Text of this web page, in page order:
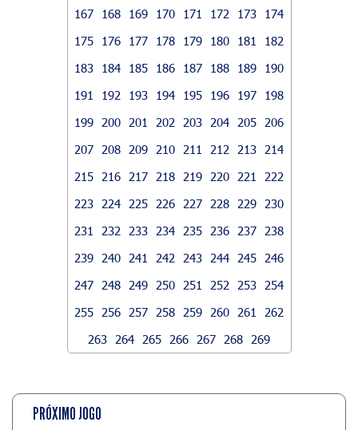
167
168 169 170 171 172 173
174
175
176 177 178 179 180 181
182
183
184 185 186 187 188 189
190
191
192 193 194 195 196 197
198
199
200 201 202 203 204 205
206
207
208 209 210 211 212 213
214
215
216 217 218 219 220 221
222
223
224 225 226 227 228 229
230
231
232 233 234 235 236 237
238
239
240 241 242 243 244 245
246
247
248 249 250 251 252 253
254
255
256 257 258 259 260 261
262
263
264 265 266 267 268 269
PRÓXIMO JOGO